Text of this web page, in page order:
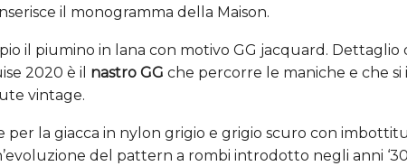
il monogramma della Maison.
il piumino in lana con motivo GG jacquard. Dettaglio
2020 è il nastro GG che percorre le maniche e che si
vintage.
per la giacca in nylon grigio e grigio scuro con
del pattern a rombi introdotto negli anni